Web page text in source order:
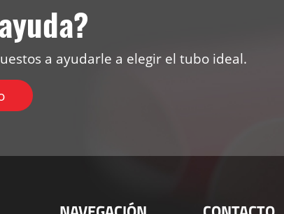
a ayudarle a elegir el tubo ideal.